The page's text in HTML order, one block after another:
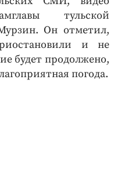
тульской
Он отметил,
и не
будет продолжено,
погода.